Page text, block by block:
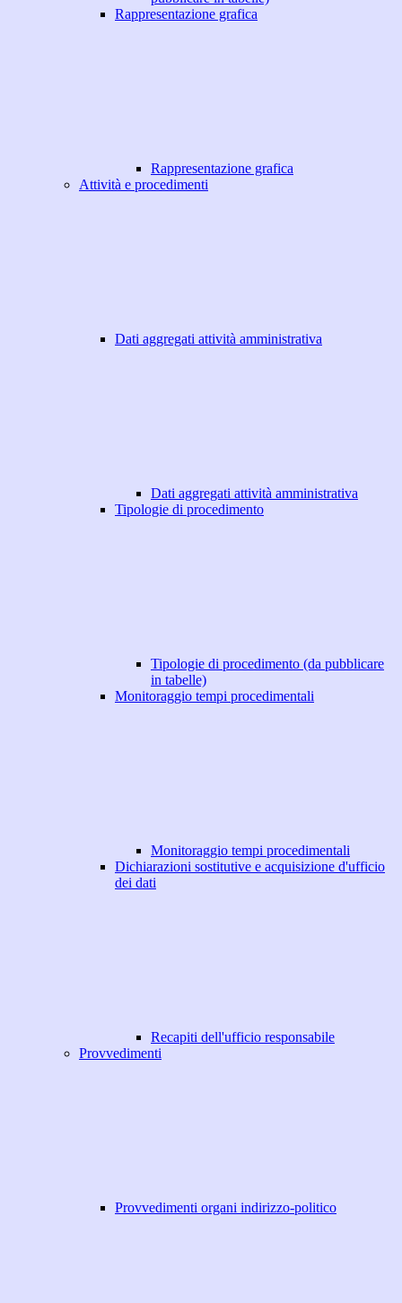
Rappresentazione grafica
Rappresentazione grafica
Attività e procedimenti
Dati aggregati attività amministrativa
Dati aggregati attività amministrativa
Tipologie di procedimento
Tipologie di procedimento (da pubblicare
in tabelle)
Monitoraggio tempi procedimentali
Monitoraggio tempi procedimentali
Dichiarazioni sostitutive e acquisizione d'ufficio
dei dati
Recapiti dell'ufficio responsabile
Provvedimenti
Provvedimenti organi indirizzo-politico